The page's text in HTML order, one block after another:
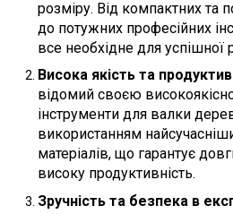
розміру. Від компактних та
до потужних професійних
все необхідне для успішної
Висока якість та
відомий своєю
інструменти для валки
використанням
матеріалів, що гарантує
високу продуктивність.
Зручність та безпека в